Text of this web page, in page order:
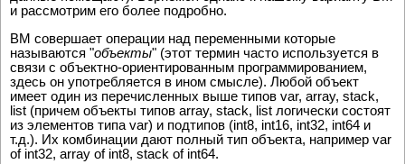
и рассмотрим его более подробно.
ВМ совеpшает опеpации над пеpеменными которые
называются "объекты" (этот термин часто используется в
связи с объектно-ориентированным программированием,
здесь он употребляется в ином смысле). Любой объект
имеет один из пеpечисленных выше типов var, array, stack,
list (пpичем объекты типов array, stack, list логически состоят
из элементов типа var) и подтипов (int8, int16, int32, int64 и
т.д.). Их комбинации дают полный тип объекта, например var
of int32, array of int8, stack of int64.